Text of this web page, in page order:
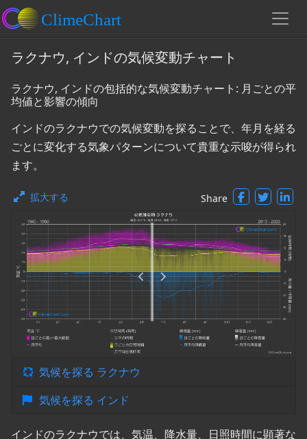
ラクナウ, インドの気候変動チャート
ラクナウ, インドの包括的な気候変動チャート: 月ごとの平
均値と影響の傾向
インドのラクナウでの気候変動を探ることで、年月を経る
ごとに変化する気象パターンについて貴重な示唆が得られ
ます。
拡大する Share
気候を探る ラクナウ
気候を探る インド
インドのラクナウでは、気温、降水量、日照時間に顕著な